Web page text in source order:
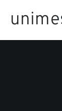
Inhalt